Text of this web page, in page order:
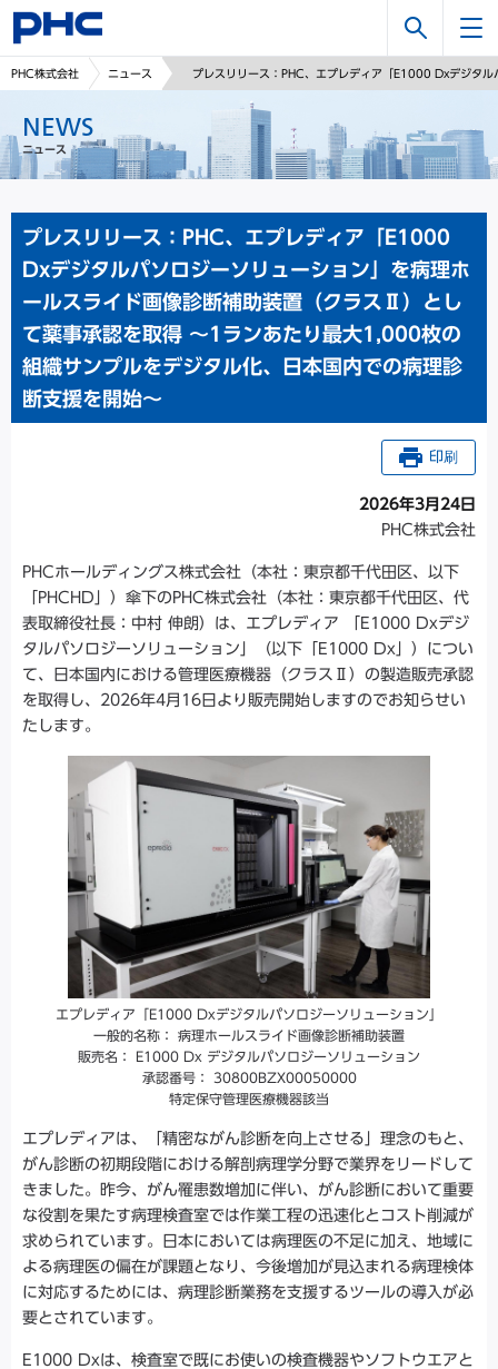
検
索
PHC株式会社 ニュース プレスリリース：PHC、エプレディア「E1000 Dxデジタ
NEWS
ニュース
プレスリリース：PHC、エプレディア「E1000
Dxデジタルパソロジーソリューション」を病理ホ
ールスライド画像診断補助装置（クラスⅡ）とし
て薬事承認を取得 ～1ランあたり最大1,000枚の
組織サンプルをデジタル化、日本国内での病理診
断支援を開始～
印刷
2026年3月24日
PHC株式会社
PHCホールディングス株式会社（本社：東京都千代田区、以下
「PHCHD」）傘下のPHC株式会社（本社：東京都千代田区、代
表取締役社長：中村 伸朗）は、エプレディア 「E1000 Dxデジ
タルパソロジーソリューション」（以下「E1000 Dx」）につい
て、日本国内における管理医療機器（クラスⅡ）の製造販売承認
を取得し、2026年4月16日より販売開始しますのでお知らせい
たします。
エプレディア「E1000 Dxデジタルパソロジーソリューション」
一般的名称： 病理ホールスライド画像診断補助装置
販売名： E1000 Dx デジタルパソロジーソリューション
承認番号： 30800BZX00050000
特定保守管理医療機器該当
エプレディアは、「精密ながん診断を向上させる」理念のもと、
がん診断の初期段階における解剖病理学分野で業界をリードして
きました。昨今、がん罹患数増加に伴い、がん診断において重要
な役割を果たす病理検査室では作業工程の迅速化とコスト削減が
求められています。日本においては病理医の不足に加え、地域に
よる病理医の偏在が課題となり、今後増加が見込まれる病理検体
に対応するためには、病理診断業務を支援するツールの導入が必
要とされています。
E1000 Dxは、検査室で既にお使いの検査機器やソフトウエアと